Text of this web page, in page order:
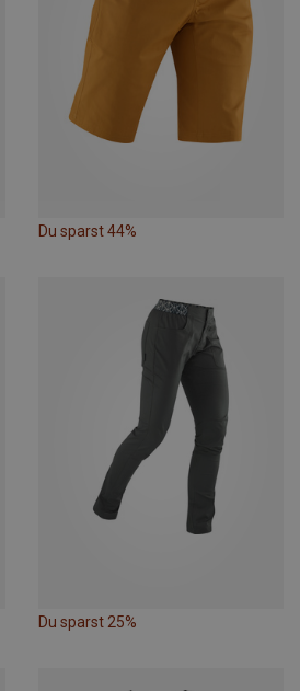
Du sparst 44%
Du sparst 25%